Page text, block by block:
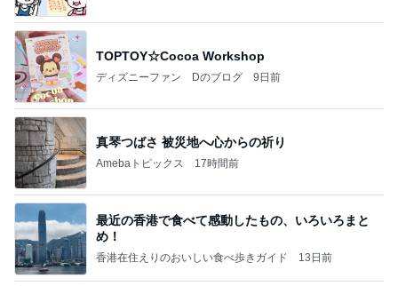
TOPTOY☆Cocoa Workshop
ディズニーファン Dのブログ 9日前
真琴つばさ 被災地へ心からの祈り
Amebaトピックス 17時間前
最近の香港で食べて感動したもの、いろいろまと
め！
香港在住えりのおいしい食べ歩きガイド 13日前